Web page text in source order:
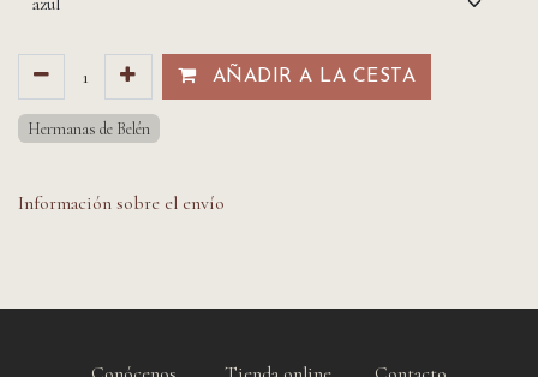
AÑADIR A LA CESTA​​
Hermanas de Belén
Información sobre el envío